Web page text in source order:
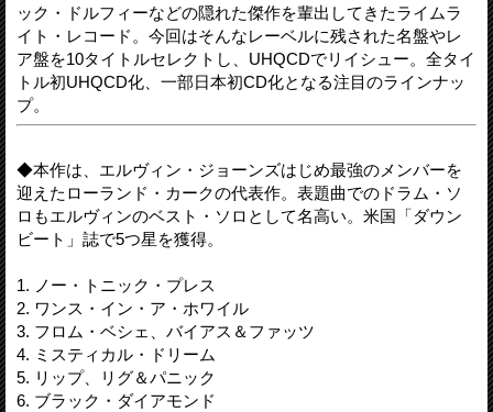
ック・ドルフィーなどの隠れた傑作を輩出してきたライムラ
イト・レコード。今回はそんなレーベルに残された名盤やレ
ア盤を10タイトルセレクトし、UHQCDでリイシュー。全タイ
トル初UHQCD化、一部日本初CD化となる注目のラインナッ
プ。
◆本作は、エルヴィン・ジョーンズはじめ最強のメンバーを
迎えたローランド・カークの代表作。表題曲でのドラム・ソ
ロもエルヴィンのベスト・ソロとして名高い。米国「ダウン
ビート」誌で5つ星を獲得。
1. ノー・トニック・プレス
2. ワンス・イン・ア・ホワイル
3. フロム・ベシェ、バイアス＆ファッツ
4. ミスティカル・ドリーム
5. リップ、リグ＆パニック
6. ブラック・ダイアモンド